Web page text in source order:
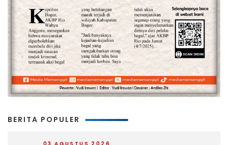
BERITA POPULER
03 AGUSTUS 2026